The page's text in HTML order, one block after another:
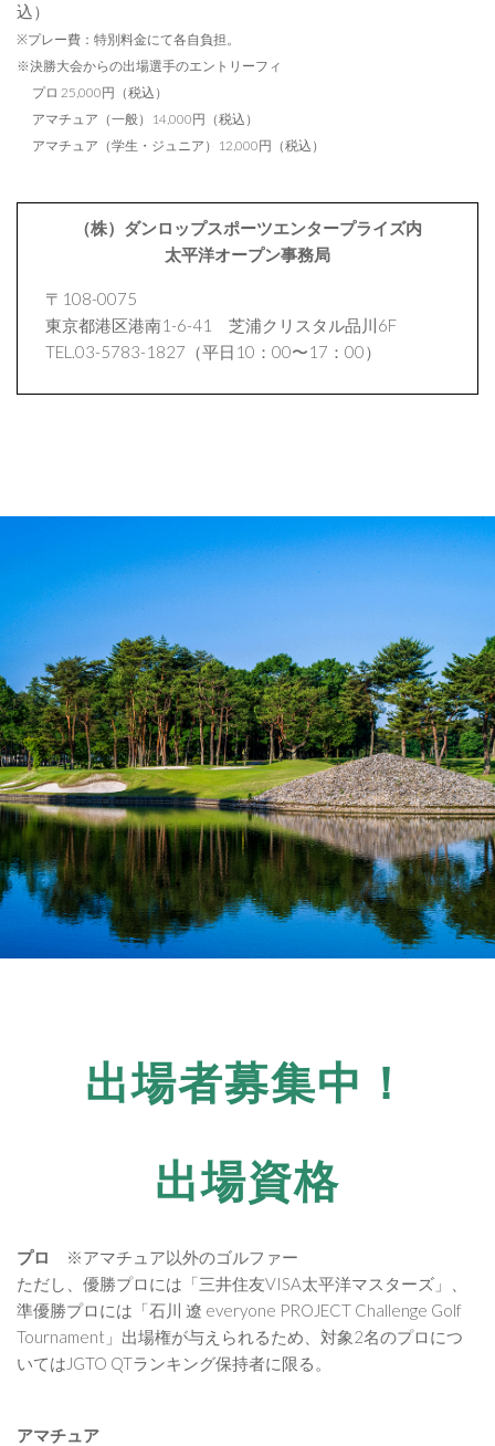
込）
※プレー費：特別料金にて各自負担。
※決勝大会からの出場選手のエントリーフィ
プロ 25,000円（税込）
アマチュア（一般）14,000円（税込）
アマチュア（学生・ジュニア）12,000円（税込）
（株）ダンロップスポーツエンタープライズ内
太平洋オープン事務局
〒108-0075
東京都港区港南1-6-41 芝浦クリスタル品川6F
TEL.03-5783-1827（平日10：00〜17：00）
出場者募集中！
出場資格
プロ
※アマチュア以外のゴルファー
ただし、優勝プロには「三井住友VISA太平洋マスターズ」、
準優勝プロには「石川 遼 everyone PROJECT Challenge Golf
Tournament」出場権が与えられるため、対象2名のプロにつ
いてはJGTO QTランキング保持者に限る。
アマチュア